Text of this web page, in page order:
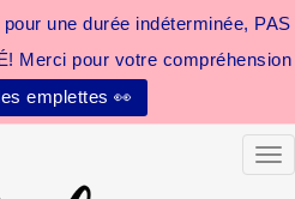
une durée indéterminée, PAS
Merci pour votre compréhension
emplettes 👀